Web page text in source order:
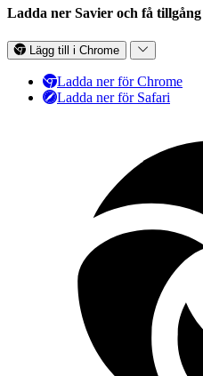
Ladda ner Savier och få
Lägg till i Chrome
Ladda ner för Chrome
Ladda ner för Safari